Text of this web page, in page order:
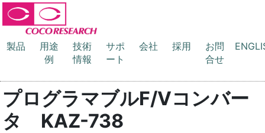
製品
用途
例
技術
情報
サポ
ート
会社 採用
お問
合せ
プログラマブルF/Vコンバー
タ KAZ-738